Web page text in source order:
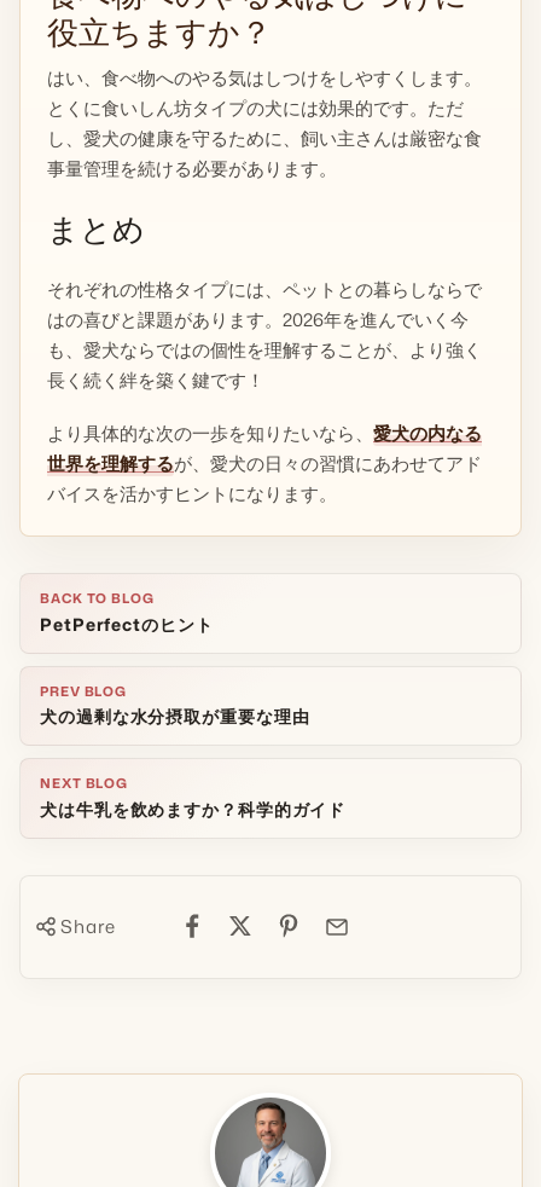
役立ちますか？
はい、食べ物へのやる気はしつけをしやすくします。
とくに食いしん坊タイプの犬には効果的です。ただ
し、愛犬の健康を守るために、飼い主さんは厳密な食
事量管理を続ける必要があります。
まとめ
それぞれの性格タイプには、ペットとの暮らしならで
はの喜びと課題があります。2026年を進んでいく今
も、愛犬ならではの個性を理解することが、より強く
長く続く絆を築く鍵です！
より具体的な次の一歩を知りたいなら、 愛犬の内なる
世界を理解するが、愛犬の日々の習慣にあわせてアド
バイスを活かすヒントになります。
BACK TO BLOG
PetPerfectのヒント
PREV BLOG
犬の過剰な水分摂取が重要な理由
NEXT BLOG
犬は牛乳を飲めますか？科学的ガイド
Share